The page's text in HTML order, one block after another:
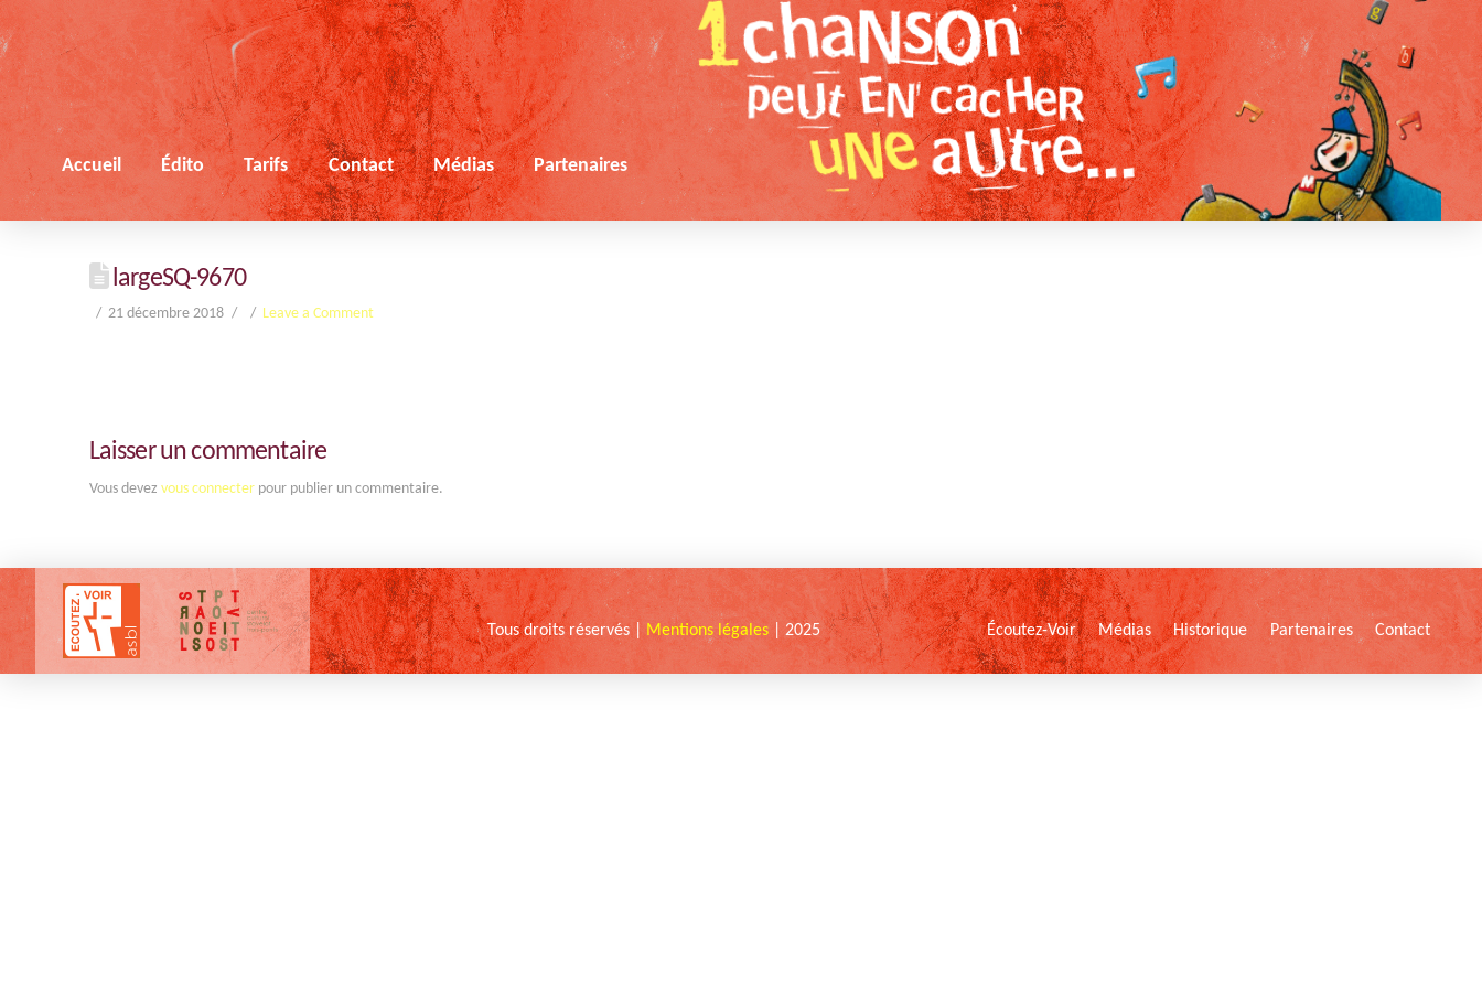
Accueil Édito Tarifs Contact Médias Partenaires
largeSQ-9670
21 décembre 2018 Leave a Comment
Laisser un commentaire
Vous devez vous connecterpour publier un commentaire.
Tous droits réservés | Mentions légales | 2025 Écoutez-Voir Médias Historique Partenaires Contact